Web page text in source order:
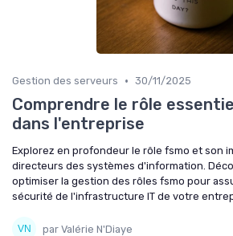
Gestion des serveurs • 30/11/2025
Comprendre le rôle
dans l'entreprise
Explorez en profondeur le rôle fsmo et son
directeurs des systèmes d'information.
optimiser la gestion des rôles fsmo pour
sécurité de l'infrastructure IT de votre
par Valérie N'Diaye